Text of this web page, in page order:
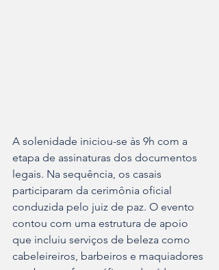
A solenidade iniciou-se às 9h com a
etapa de assinaturas dos documentos
legais. Na sequência, os casais
participaram da cerimônia oficial
conduzida pelo juiz de paz. O evento
contou com uma estrutura de apoio
que incluiu serviços de beleza como
cabeleireiros, barbeiros e maquiadores